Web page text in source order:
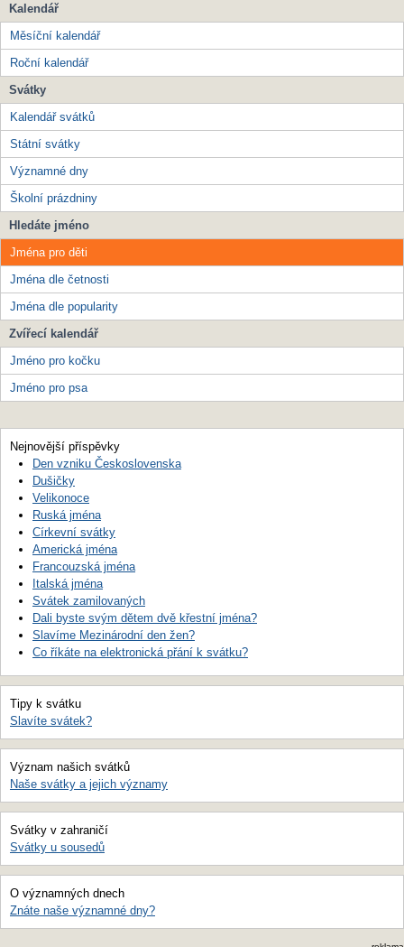
Kalendář
Měsíční kalendář
Roční kalendář
Svátky
Kalendář svátků
Státní svátky
Významné dny
Školní prázdniny
Hledáte jméno
Jména pro děti
Jména dle četnosti
Jména dle popularity
Zvířecí kalendář
Jméno pro kočku
Jméno pro psa
Nejnovější příspěvky
Den vzniku Československa
Dušičky
Velikonoce
Ruská jména
Církevní svátky
Americká jména
Francouzská jména
Italská jména
Svátek zamilovaných
Dali byste svým dětem dvě křestní jména?
Slavíme Mezinárodní den žen?
Co říkáte na elektronická přání k svátku?
Tipy k svátku
Slavíte svátek?
Význam našich svátků
Naše svátky a jejich významy
Svátky v zahraničí
Svátky u sousedů
O významných dnech
Znáte naše významné dny?